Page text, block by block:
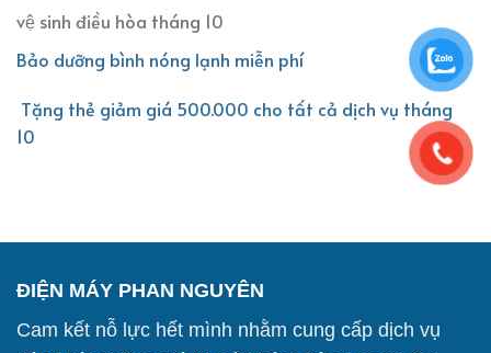
vệ sinh điều hòa tháng 10
Bảo dưỡng bình nóng lạnh miễn phí
Tặng thẻ giảm giá 500.000 cho tất cả dịch vụ tháng
10
ĐIỆN MÁY PHAN NGUYÊN
Cam kết nỗ lực hết mình nhằm cung cấp dịch vụ